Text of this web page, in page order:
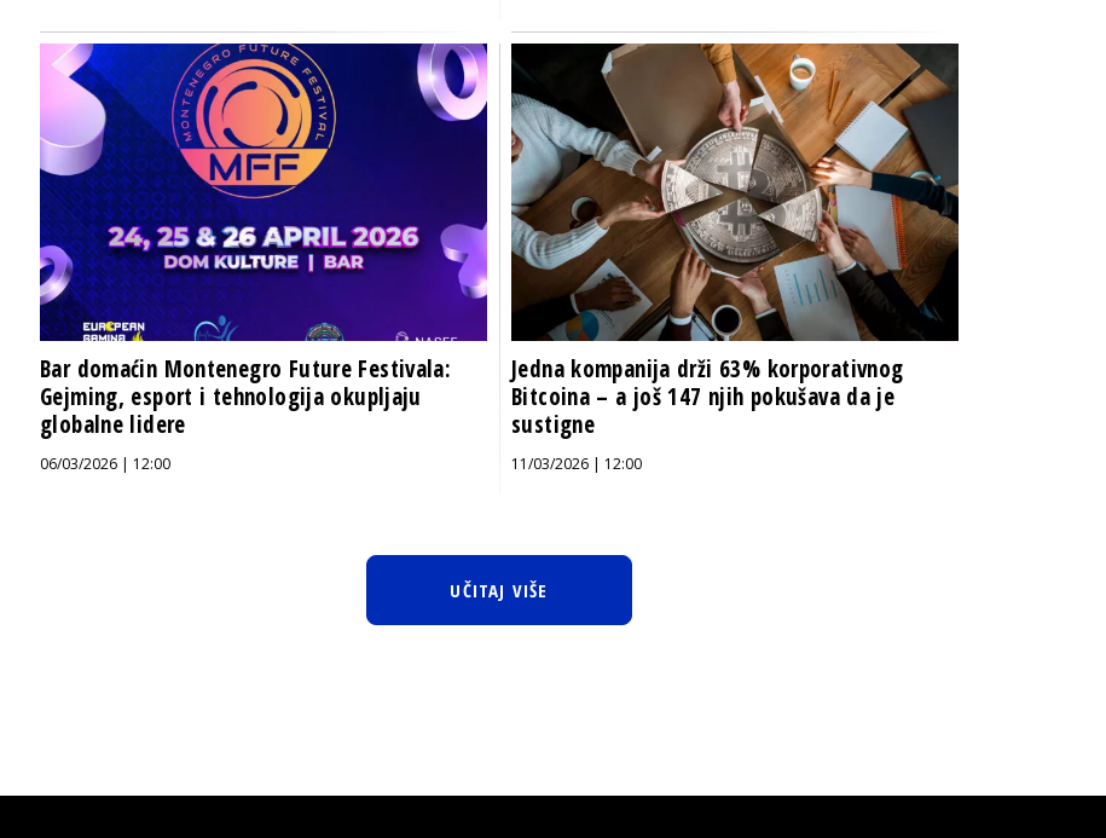
Bar domaćin Montenegro Future Festivala:
Gejming, esport i tehnologija okupljaju
globalne lidere
06/03/2026 | 12:00
Jedna kompanija drži 63% korporativnog
Bitcoina – a još 147 njih pokušava da je
sustigne
11/03/2026 | 12:00
UČITAJ VIŠE